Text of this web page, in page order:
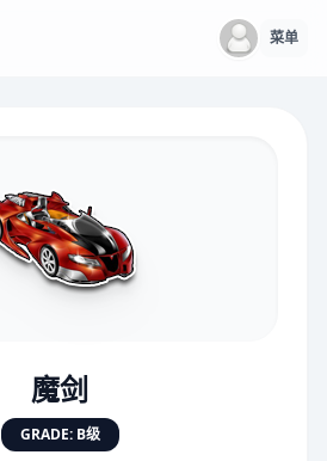
菜单
魔剑
GRADE: B级
★★★★★★